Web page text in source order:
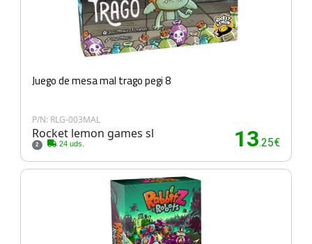
Juego de mesa mal trago pegi 8
P/N: RLG-003MAL
Rocket lemon games sl
2 24 uds. 13.25€